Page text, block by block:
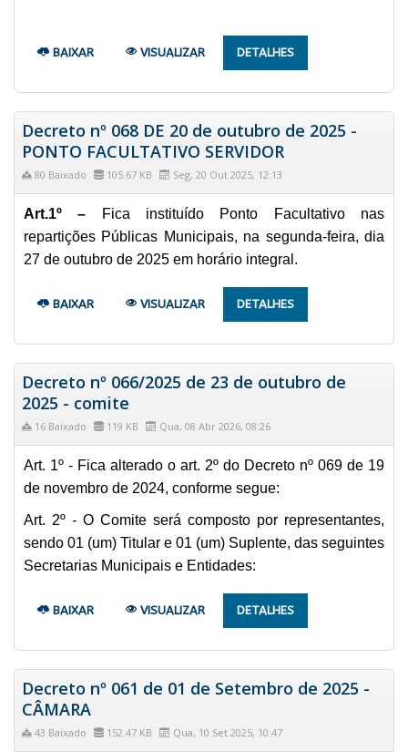
BAIXAR VISUALIZAR DETALHES
Decreto nº 068 DE 20 de outubro de 2025 -
PONTO FACULTATIVO SERVIDOR
80 Baixado 105.67 KB Seg, 20 Out 2025, 12:13
Art.1º –
Fica instituído Ponto Facultativo nas
repartições Públicas Municipais, na segunda-feira, dia
27 de outubro de 2025 em horário integral.
BAIXAR VISUALIZAR DETALHES
Decreto nº 066/2025 de 23 de outubro de
2025 - comite
16 Baixado 119 KB Qua, 08 Abr 2026, 08:26
Art. 1º - Fica alterado o art. 2º do Decreto nº 069 de 19
de novembro de 2024, conforme segue:
Art. 2º - O Comite será composto por representantes,
sendo 01 (um) Titular e 01 (um) Suplente, das seguintes
Secretarias Municipais e Entidades:
BAIXAR VISUALIZAR DETALHES
Decreto nº 061 de 01 de Setembro de 2025 -
CÂMARA
43 Baixado 152.47 KB Qua, 10 Set 2025, 10:47